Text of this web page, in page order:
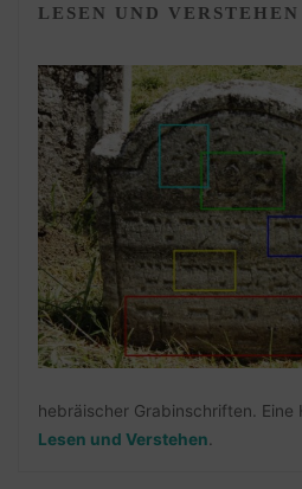
LESEN UND VERSTEHEN
hebräischer Grabinschriften. Eine
Lesen und Verstehen